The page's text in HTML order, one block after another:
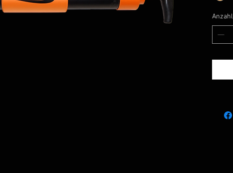
Anzahl